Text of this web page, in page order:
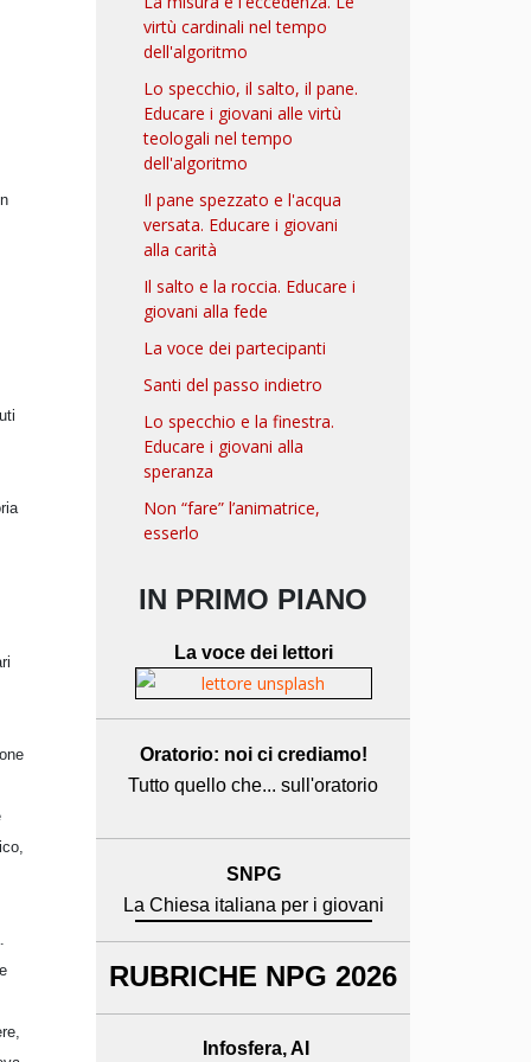
virtù cardinali nel tempo
dell'algoritmo
Lo specchio, il salto, il pane.
Educare i giovani alle virtù
teologali nel tempo
dell'algoritmo
Il pane spezzato e l'acqua
versata. Educare i giovani
alla carità
Il salto e la roccia. Educare i
giovani alla fede
La voce dei partecipanti
Santi del passo indietro
Lo specchio e la finestra.
Educare i giovani alla
speranza
Non “fare” l’animatrice,
esserlo
IN PRIMO PIANO
La voce dei lettori
Oratorio: noi ci crediamo!
Tutto quello che... sull'oratorio
SNPG
La Chiesa italiana per i giovani
RUBRICHE NPG 2026
Infosfera, AI